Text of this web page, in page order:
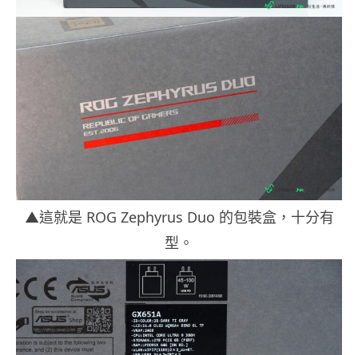
▲這就是 ROG Zephyrus Duo 的包裝盒，十分有
型。